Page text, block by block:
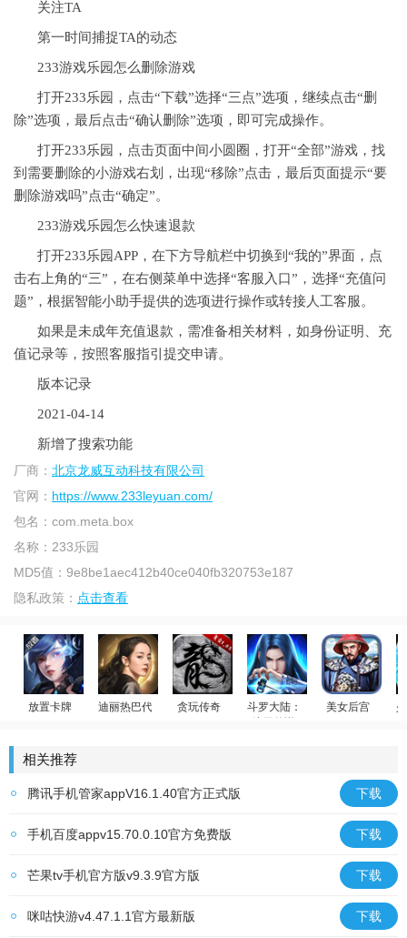
关注TA
第一时间捕捉TA的动态
233游戏乐园怎么删除游戏
打开233乐园，点击“下载”选择“三点”选项，继续点击“删
除”选项，最后点击“确认删除”选项，即可完成操作。
打开233乐园，点击页面中间小圆圈，打开“全部”游戏，找
到需要删除的小游戏右划，出现“移除”点击，最后页面提示“要
删除游戏吗”点击“确定”。
233游戏乐园怎么快速退款
打开233乐园APP，在下方导航栏中切换到“我的”界面，点
击右上角的“三”，在右侧菜单中选择“客服入口”，选择“充值问
题”，根据智能小助手提供的选项进行操作或转接人工客服。
如果是未成年充值退款，需准备相关材料，如身份证明、充
值记录等，按照客服指引提交申请。
版本记录
2021-04-14
新增了搜索功能
厂商： 北京龙威互动科技有限公司
官网： https://www.233leyuan.com/
包名： com.meta.box
名称： 233乐园
MD5值： 9e8be1aec412b40ce040fb320753e187
隐私政策： 点击查看
放置卡牌
迪丽热巴代言
贪玩传奇
斗罗大陆：武魂觉醒
斗罗传说
美女后宫
相关推荐
腾讯手机管家appV16.1.40官方正式版 下载
手机百度appv15.70.0.10官方免费版 下载
芒果tv手机官方版v9.3.9官方版 下载
咪咕快游v4.47.1.1官方最新版 下载